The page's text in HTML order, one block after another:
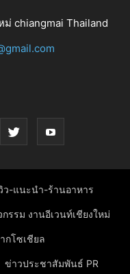
ม่ chiangmai Thailand
ว-แนะนำ-ร้านอาหาร
รรม งานอีเวนท์เชียงใหม่
กโซเชียล
ข่าวประชาสัมพันธ์ PR